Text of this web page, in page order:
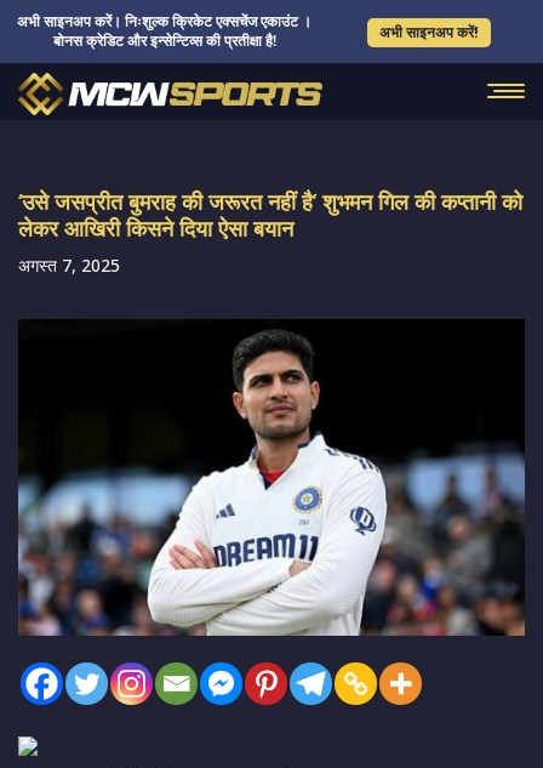
अभी साइनअप करें। निःशुल्क क्रिकेट एक्सचेंज एकाउंट ।
बोनस क्रेडिट और इन्सेन्टिव्स की प्रतीक्षा है!
अभी साइनअप करें!
‘उसे जसप्रीत बुमराह की जरूरत नहीं है’ शुभमन गिल की कप्तानी को
लेकर आखिरी किसने दिया ऐसा बयान
अगस्त 7, 2025